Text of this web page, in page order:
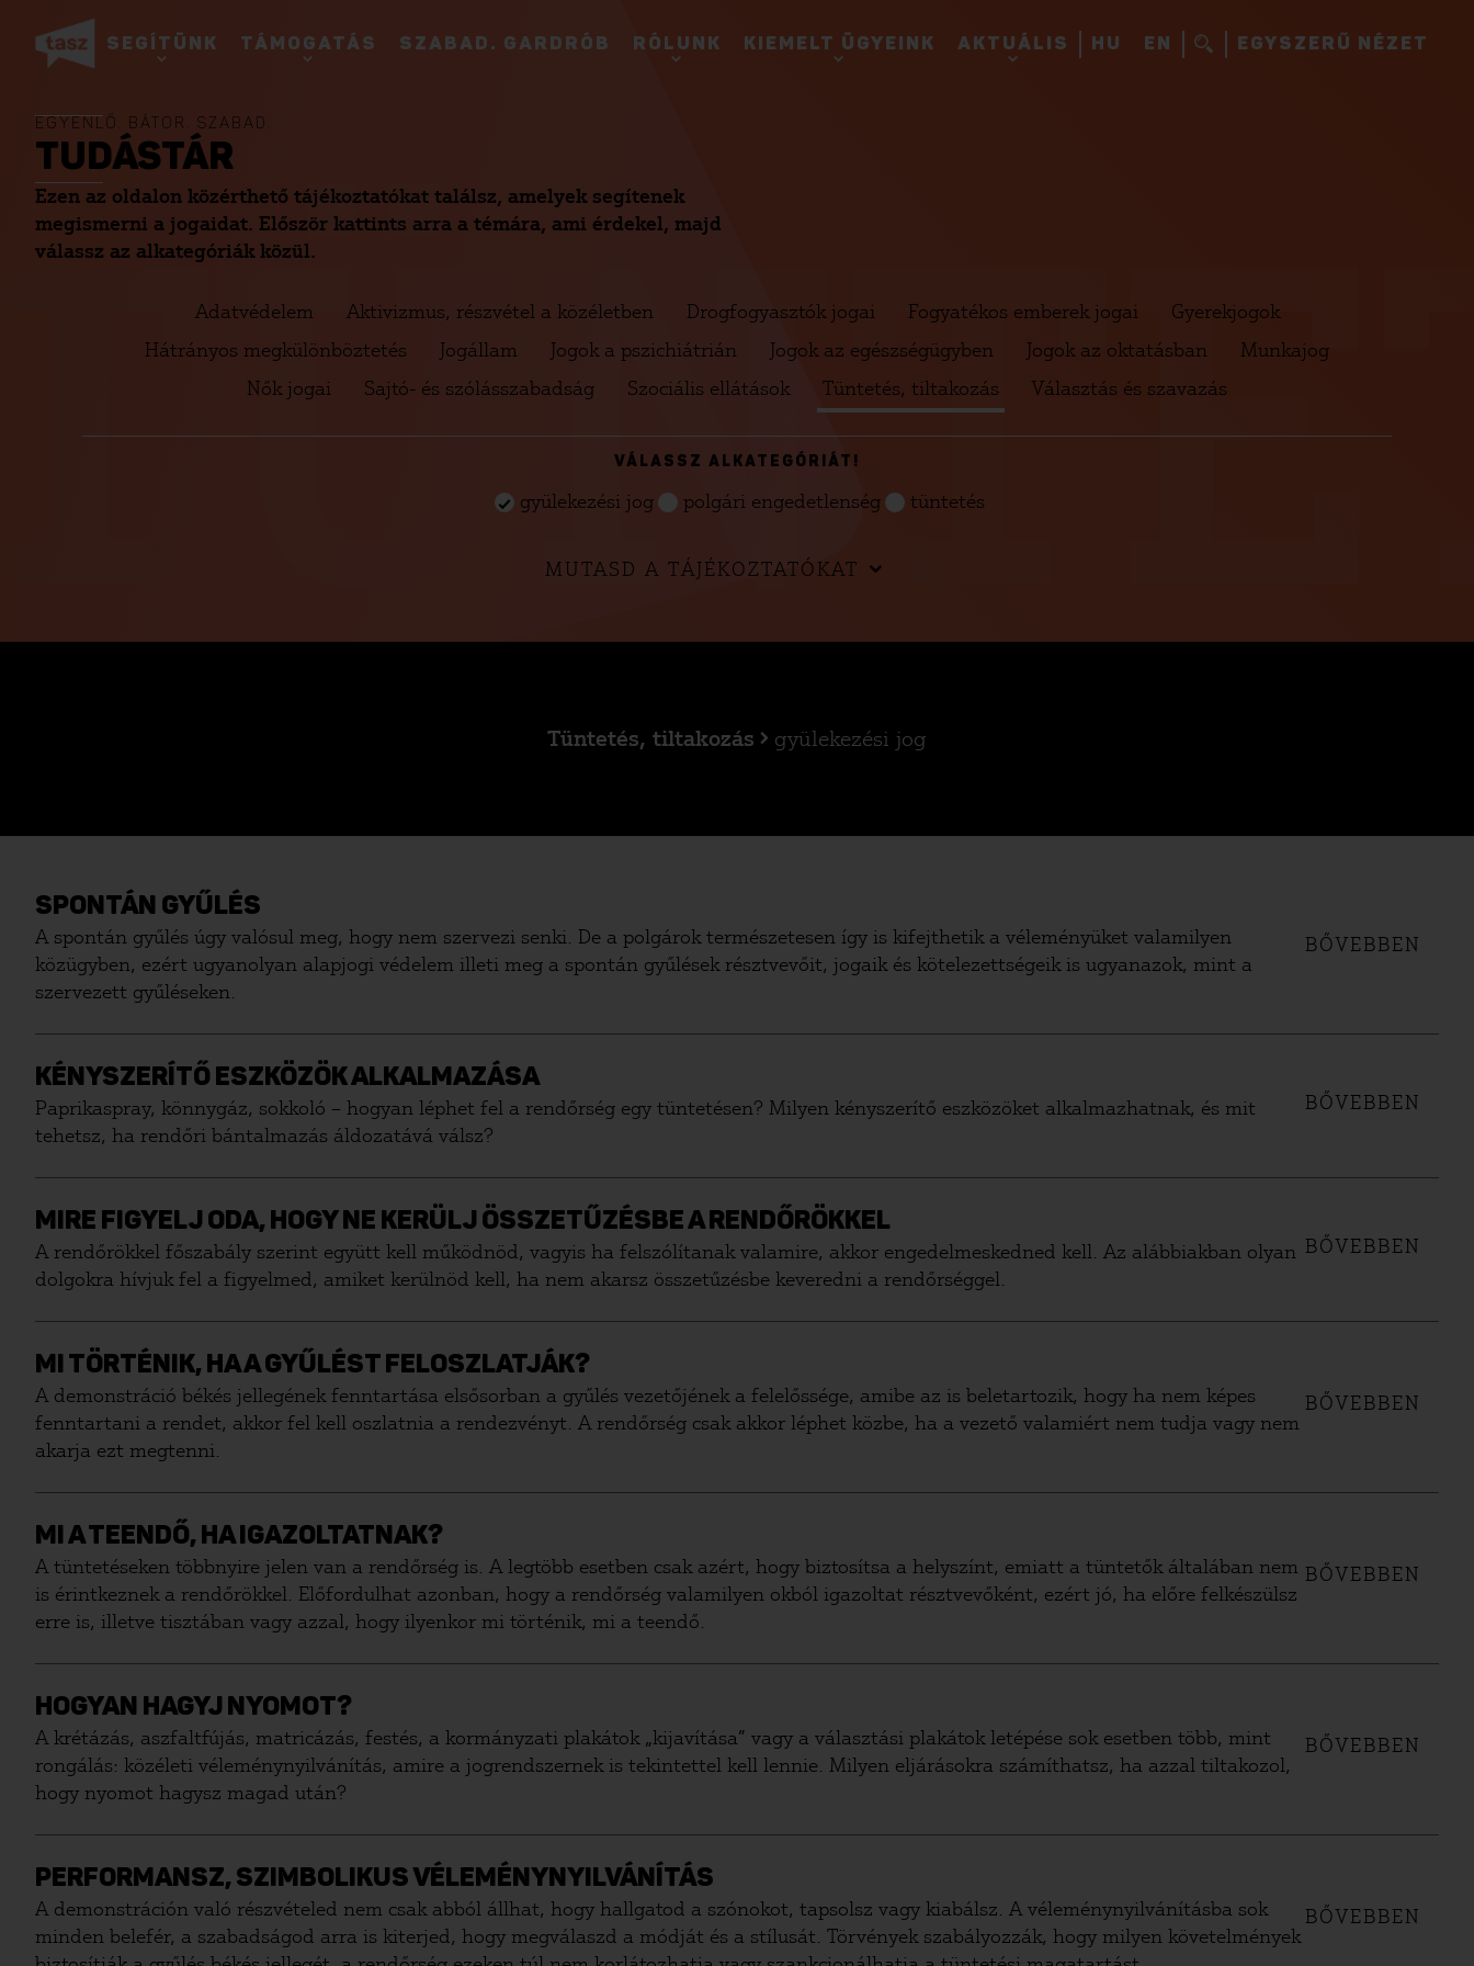
SEGÍTÜNK TÁMOGATÁS SZABAD. GARDRÓB RÓLUNK KIEMELT ÜGYEINK AKTUÁLIS HU EN EGYSZERŰ NÉZET
EGYENLŐ. BÁTOR. SZABAD.
TUDÁSTÁR
Ezen az oldalon közérthető tájékoztatókat találsz, amelyek segítenek
megismerni a jogaidat. Először kattints arra a témára, ami érdekel, majd
válassz az alkategóriák közül.
Adatvédelem Aktivizmus, részvétel a közéletben Drogfogyasztók jogai Fogyatékos emberek jogai
Gyerekjogok
Hátrányos megkülönböztetés
Jogállam Jogok a pszichiátrián Jogok az egészségügyben Jogok az oktatásban
Munkajog
Nők jogai
Sajtó- és szólásszabadság Szociális ellátások Tüntetés, tiltakozás Választás és szavazás
gyülekezési jog polgári engedetlenség tüntetés
VÁLASSZ ALKATEGÓRIÁT!
MUTASD A TÁJÉKOZTATÓKAT
Tüntetés, tiltakozás gyülekezési jog
SPONTÁN GYŰLÉS
A spontán gyűlés úgy valósul meg, hogy nem szervezi senki. De a polgárok természetesen így is kifejthetik a véleményüket valamilyen
közügyben, ezért ugyanolyan alapjogi védelem illeti meg a spontán gyűlések résztvevőit, jogaik és kötelezettségeik is ugyanazok, mint a
szervezett gyűléseken.
BŐVEBBEN
KÉNYSZERÍTŐ ESZKÖZÖK ALKALMAZÁSA
Paprikaspray, könnygáz, sokkoló – hogyan léphet fel a rendőrség egy tüntetésen? Milyen kényszerítő eszközöket alkalmazhatnak, és mit
tehetsz, ha rendőri bántalmazás áldozatává válsz?
BŐVEBBEN
MIRE FIGYELJ ODA, HOGY NE KERÜLJ ÖSSZETŰZÉSBE A RENDŐRÖKKEL
A rendőrökkel főszabály szerint együtt kell működnöd, vagyis ha felszólítanak valamire, akkor engedelmeskedned kell. Az alábbiakban olyan
dolgokra hívjuk fel a figyelmed, amiket kerülnöd kell, ha nem akarsz összetűzésbe keveredni a rendőrséggel.
BŐVEBBEN
MI TÖRTÉNIK, HA A GYŰLÉST FELOSZLATJÁK?
A demonstráció békés jellegének fenntartása elsősorban a gyűlés vezetőjének a felelőssége, amibe az is beletartozik, hogy ha nem képes
fenntartani a rendet, akkor fel kell oszlatnia a rendezvényt. A rendőrség csak akkor léphet közbe, ha a vezető valamiért nem tudja vagy nem
akarja ezt megtenni.
BŐVEBBEN
MI A TEENDŐ, HA IGAZOLTATNAK?
A tüntetéseken többnyire jelen van a rendőrség is. A legtöbb esetben csak azért, hogy biztosítsa a helyszínt, emiatt a tüntetők általában nem
is érintkeznek a rendőrökkel. Előfordulhat azonban, hogy a rendőrség valamilyen okból igazoltat résztvevőként, ezért jó, ha előre felkészülsz
erre is, illetve tisztában vagy azzal, hogy ilyenkor mi történik, mi a teendő.
BŐVEBBEN
HOGYAN HAGYJ NYOMOT?
A krétázás, aszfaltfújás, matricázás, festés, a kormányzati plakátok „kijavítása” vagy a választási plakátok letépése sok esetben több, mint
rongálás: közéleti véleménynyilvánítás, amire a jogrendszernek is tekintettel kell lennie. Milyen eljárásokra számíthatsz, ha azzal tiltakozol,
hogy nyomot hagysz magad után?
BŐVEBBEN
PERFORMANSZ, SZIMBOLIKUS VÉLEMÉNYNYILVÁNÍTÁS
A demonstráción való részvételed nem csak abból állhat, hogy hallgatod a szónokot, tapsolsz vagy kiabálsz. A véleménynyilvánításba sok
minden belefér, a szabadságod arra is kiterjed, hogy megválaszd a módját és a stílusát. Törvények szabályozzák, hogy milyen követelmények
BŐVEBBEN